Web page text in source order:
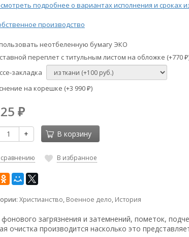
подробнее о вариантах исполнения и сроках
производство
неотбеленную бумагу ЭКО
переплет с титульным листом на обложке (+770 ₽
закладка
на корешке (+3 990 ₽)
₽
+ В корзину
сравнению В избранное
Христианство, Военное дело, История
загрязнения и затемнений, пометок,
производится насколько это